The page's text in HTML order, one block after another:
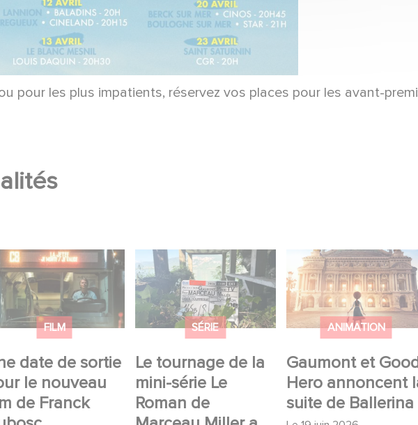
pour les plus impatients, réservez vos places pour les avant-
FILM
date de sortie
le nouveau
de Franck
date de sortie
le nouveau film
Franck Dubosc
SÉRIE
Le tournage de la
mini-série Le
Roman de
Le tournage de la
mini-série Le Roman
de Marceau Miller a
débuté
ANIMATION
Gaumont et
Hero annoncent
suite de Ballerina
Gaumont et Good
Hero annoncent la
suite de Ballerina